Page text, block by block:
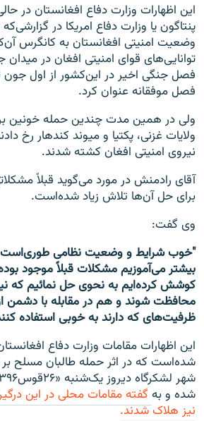
این اظهارات وزارت دفاع افغانستان در
پنتاگون یا وزارت دفاع امریکا در
وضعیت امنیتی افغانستان به کانگرس
توانایی‌های قوای امنیتی افغان در
فصل موفقانه عنوان کرد.
ولی در همین مدت چندین حمله خونین بر
ولایات غزنی، پکتیا و میوند کندهار رخ
نیروی امنیتی افغان کشته شدند.
آقای رادمنش در مورد می‌گوید قبلاً
برای حل آن‌ها تلاش زیاد شده‌است.
وی گفت:
"خوب شرایط و وضعیت نظامی طوری‌است
بیشتر می‌آموزیم مشکلات قبلاً موجود
کوشش کرده‌ایم به نحوی حل نمائیم که
محافظت شوند و هم در مقابله با دشمن
ظرفیت‌های که دارند به خوبی استفاده
این اظهارات مقامات وزارت دفاع
شده‌است که در اثر حمله طالبان مسلح
شده و به
نیز هلاک شدند.